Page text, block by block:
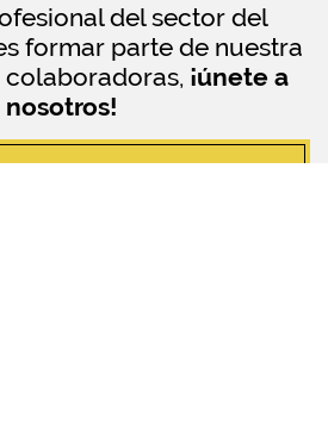
del sector del
formar parte de nuestra
¡únete a
nosotros!